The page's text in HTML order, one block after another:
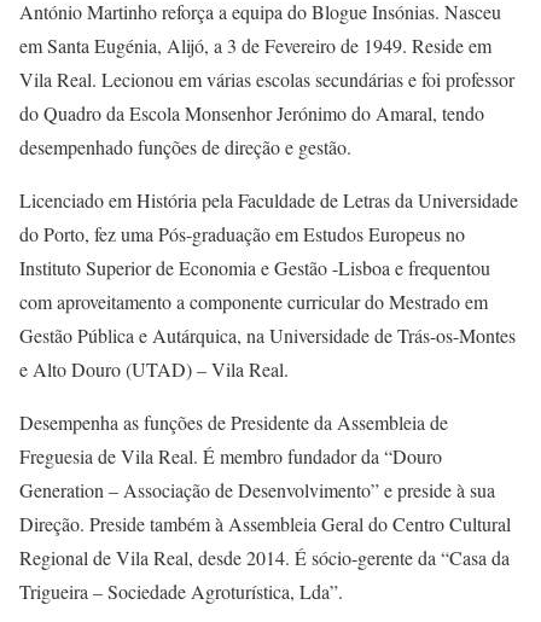
António Martinho reforça a equipa do Blogue Insónias. Nasceu
em Santa Eugénia, Alijó, a 3 de Fevereiro de 1949. Reside em
Vila Real. Lecionou em várias escolas secundárias e foi professor
do Quadro da Escola Monsenhor Jerónimo do Amaral, tendo
desempenhado funções de direção e gestão.
Licenciado em História pela Faculdade de Letras da Universidade
do Porto, fez uma Pós-graduação em Estudos Europeus no
Instituto Superior de Economia e Gestão -Lisboa e frequentou
com aproveitamento a componente curricular do Mestrado em
Gestão Pública e Autárquica, na Universidade de Trás-os-Montes
e Alto Douro (UTAD) – Vila Real.
Desempenha as funções de Presidente da Assembleia de
Freguesia de Vila Real. É membro fundador da “Douro
Generation – Associação de Desenvolvimento” e preside à sua
Direção. Preside também à Assembleia Geral do Centro Cultural
Regional de Vila Real, desde 2014. É sócio-gerente da “Casa da
Trigueira – Sociedade Agroturística, Lda”.